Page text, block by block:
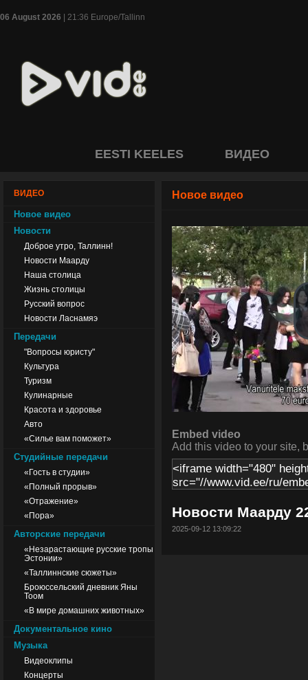
06 August 2026 | 21:36 Europe/Tallinn
EESTI KEELES ВИДЕО
ВИДЕО
Новое видео
Новости
Доброе утро, Таллинн!
Новости Маарду
Наша столица
Жизнь столицы
Русский вопрос
Новости Ласнамяэ
Передачи
"Вопросы юристу"
Культура
Туризм
Кулинарные
Красота и здоровье
Авто
«Силье вам поможет»
Студийные передачи
«Гость в студии»
«Полный прорыв»
«Отражение»
«Пора»
Авторские передачи
«Незарастающие русские тропы
Эстонии»
«Таллиннские сюжеты»
Броюссельский дневник Яны
Тоом
«В мире домашних животных»
Документальное кино
Музыка
Видеоклипы
Концерты
Новое видео
Embed video
Add this video to your site,
Новости Маарду
2025-09-12 13:09:22